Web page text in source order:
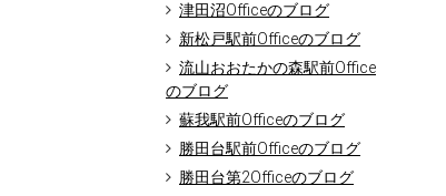
津田沼Officeのブログ
新松戸駅前Officeのブログ
流山おおたかの森駅前Office
のブログ
蘇我駅前Officeのブログ
勝田台駅前Officeのブログ
勝田台第2Officeのブログ